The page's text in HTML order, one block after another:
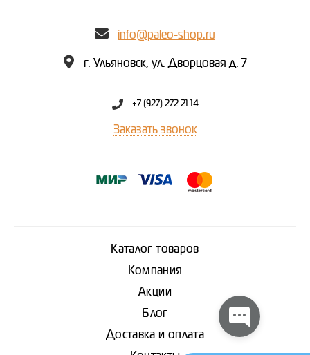
info@paleo-shop.ru
г. Ульяновск, ул. Дворцовая д. 7
+7 (927) 272 21 14
Заказать звонок
Каталог товаров
Компания
Акции
Блог
Доставка и оплата